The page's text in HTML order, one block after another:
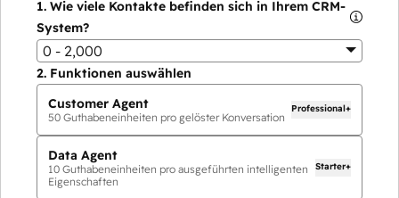
1. Wie viele Kontakte befinden sich in Ihrem CRM-
System?
0 - 2,000
2. Funktionen auswählen
Customer Agent
50 Guthabeneinheiten pro gelöster Konversation
Professional+
Data Agent
10 Guthabeneinheiten pro ausgeführten intelligenten
Eigenschaften
Starter+